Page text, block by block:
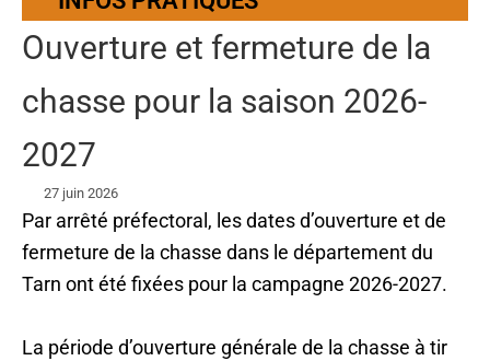
Ouverture et fermeture de la
chasse pour la saison 2026-
2027
27 juin 2026
Par arrêté préfectoral, les dates d’ouverture et de
fermeture de la chasse dans le département du
Tarn ont été fixées pour la campagne 2026-2027.
La période d’ouverture générale de la chasse à tir